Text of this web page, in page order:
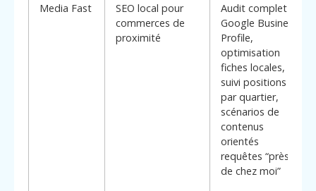
Media Fast
SEO local pour
commerces de
proximité
Audit complet
Google Business
Profile,
optimisation
fiches locales,
suivi positions
par quartier,
scénarios de
contenus
orientés
requêtes “près
de chez moi”